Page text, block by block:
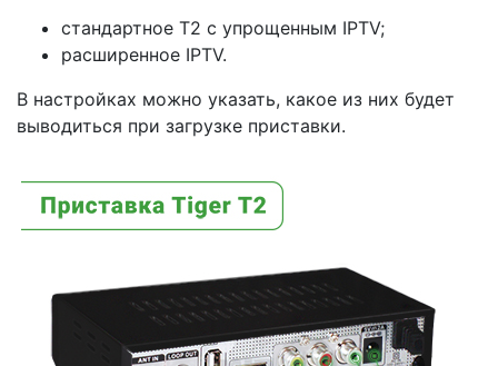
стандартное Т2 с упрощенным IPTV;
расширенное IPTV.
В настройках можно указать, какое из них будет
выводиться при загрузке приставки.